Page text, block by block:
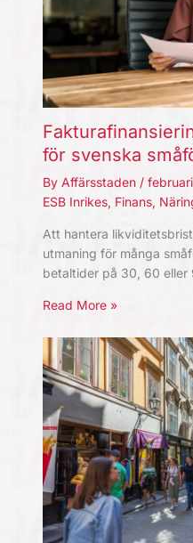
för svenska
By Affärsstaden /
ESB Inrikes, Finans,
Att hantera
utmaning för många
betaltider på 30, 60
Read More »